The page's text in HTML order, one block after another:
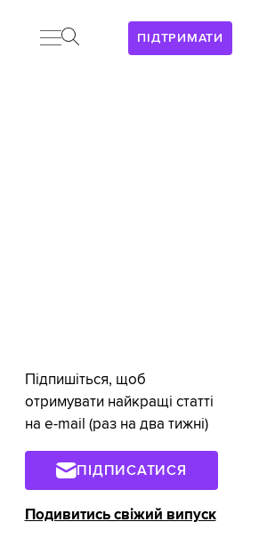
ПІДТРИМАТИ
Підпишіться, щоб
отримувати найкращі статті
на e-mail (раз на два тижні)
ПІДПИСАТИСЯ
Подивитись свіжий випуск